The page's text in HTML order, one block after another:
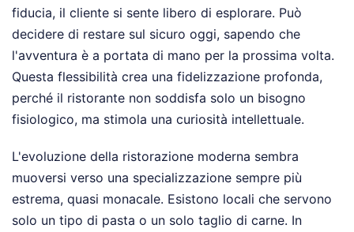
fiducia, il cliente si sente libero di esplorare. Può
decidere di restare sul sicuro oggi, sapendo che
l'avventura è a portata di mano per la prossima volta.
Questa flessibilità crea una fidelizzazione profonda,
perché il ristorante non soddisfa solo un bisogno
fisiologico, ma stimola una curiosità intellettuale.
L'evoluzione della ristorazione moderna sembra
muoversi verso una specializzazione sempre più
estrema, quasi monacale. Esistono locali che servono
solo un tipo di pasta o un solo taglio di carne. In